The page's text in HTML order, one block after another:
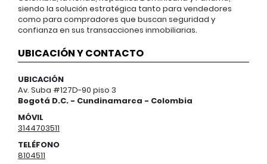
siendo la solución estratégica tanto para vendedores
como para compradores que buscan seguridad y
confianza en sus transacciones inmobiliarias.
UBICACIÓN Y CONTACTO
UBICACIÓN
Av. Suba #127D-90 piso 3
Bogotá D.C. - Cundinamarca - Colombia
MÓVIL
3144703511
TELÉFONO
8104511